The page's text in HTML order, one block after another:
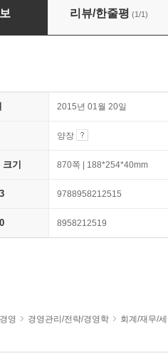
와 회수 이렇게 하라!
리뷰/한줄평 (1/1)
2015년 01월 20일
양장
기 870쪽 | 188*254*40mm
9788958212515
8958212519
영 경영관리/전략/경영학 회계/재무/